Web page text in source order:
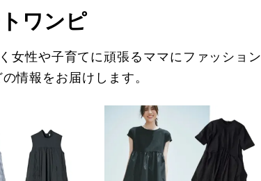
ワンピ
女性や子育てに頑張るママにファッション
情報をお届けします。